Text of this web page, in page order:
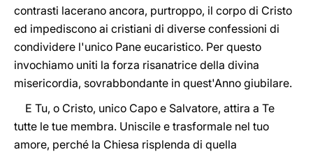
contrasti lacerano ancora, purtroppo, il corpo di Cristo
ed impediscono ai cristiani di diverse confessioni di
condividere l'unico Pane eucaristico. Per questo
invochiamo uniti la forza risanatrice della divina
misericordia, sovrabbondante in quest'Anno giubilare.
E Tu, o Cristo, unico Capo e Salvatore, attira a Te
tutte le tue membra. Uniscile e trasformale nel tuo
amore, perché la Chiesa risplenda di quella